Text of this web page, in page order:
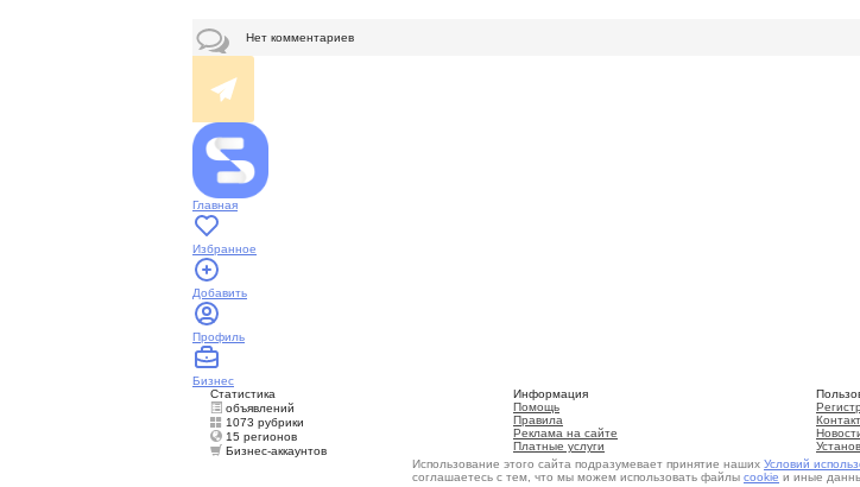
Нет комментариев
Главная
Избранное
Добавить
Профиль
Бизнес
Статистика
объявлений
1073 рубрики
15 регионов
Бизнес-аккаунтов
Информация
Помощь
Правила
Реклама на сайте
Платные услуги
Использование этого сайта подразумевает принятие наших Условий
соглашаетесь с тем, что мы можем использовать файлы cookie и иные